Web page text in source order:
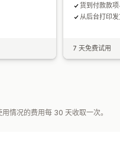
货到付款款
从后台打印
7 天免费试用
情况的费用每 30 天收取一次。